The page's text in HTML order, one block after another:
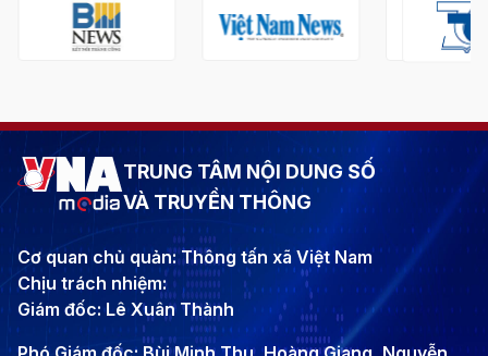
TRUNG TÂM NỘI DUNG SỐ
VÀ TRUYỀN THÔNG
Cơ quan chủ quản: Thông tấn xã Việt Nam
Chịu trách nhiệm:
Giám đốc: Lê Xuân Thành